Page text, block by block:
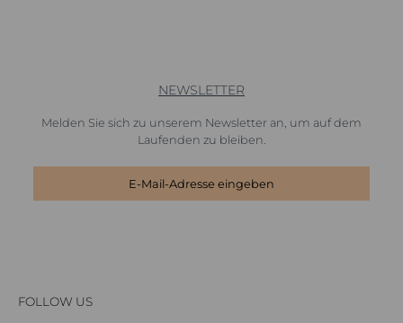
NEWSLETTER
Melden Sie sich zu unserem Newsletter an, um auf dem
Laufenden zu bleiben.
FOLLOW US